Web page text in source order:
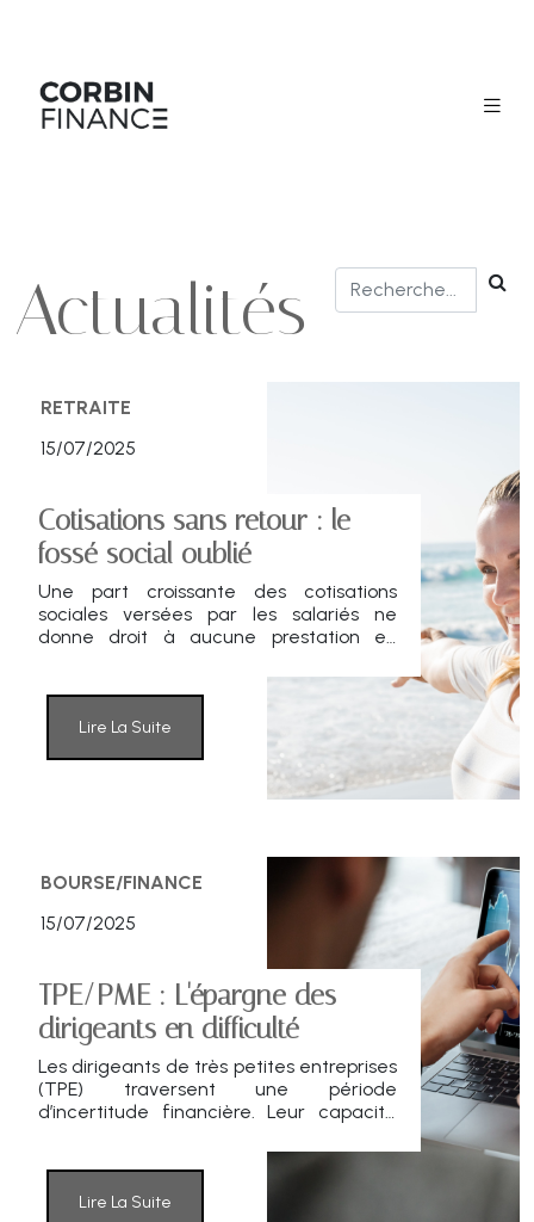
Actualités
RETRAITE
15/07/2025
Cotisations sans retour : le
fossé social oublié
Une part croissante des cotisations
sociales versées par les salariés ne
donne droit à aucune prestation en
ignorée, met en péril le consentement
au système, selon l’Institut de la
Protection Sociale (IPS).
Lire La Suite
BOURSE/FINANCE
15/07/2025
TPE/PME : L'épargne des
dirigeants en difficulté
Les dirigeants de très petites entreprises
(TPE) traversent une période
d’incertitude financière. Leur capacité
l’exécutif s’érode, et les risques de
cessation d’activité atteignent des
niveaux critiques. Le 80ᵉ baromètre
Lire La Suite